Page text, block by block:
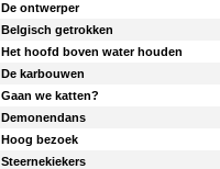
De ontwerper
Belgisch getrokken
Het hoofd boven water houden
De karbouwen
Gaan we katten?
Demonendans
Hoog bezoek
Steernekiekers